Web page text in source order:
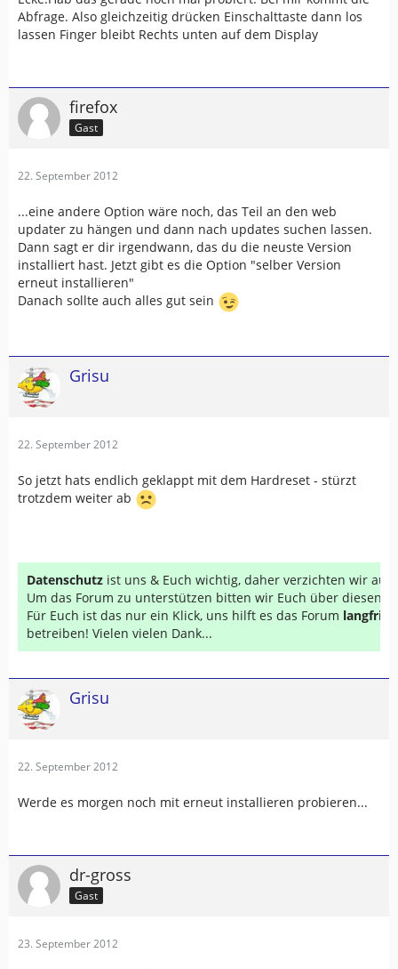
Abfrage. Also gleichzeitig drücken Einschalttaste dann los
lassen Finger bleibt Rechts unten auf dem Display
firefox
Gast
22. September 2012
...eine andere Option wäre noch, das Teil an den web
updater zu hängen und dann nach updates suchen lassen.
Dann sagt er dir irgendwann, das du die neuste Version
installiert hast. Jetzt gibt es die Option "selber Version
erneut installieren"
Danach sollte auch alles gut sein
Grisu
22. September 2012
So jetzt hats endlich geklappt mit dem Hardreset - stürzt
trotzdem weiter ab
Datenschutz ist uns & Euch wichtig, daher verzichten wir auf
Um das Forum zu unterstützen bitten wir Euch über diesen
Für Euch ist das nur ein Klick, uns hilft es das Forum
betreiben! Vielen vielen Dank...
Grisu
22. September 2012
Werde es morgen noch mit erneut installieren probieren...
dr-gross
Gast
23. September 2012